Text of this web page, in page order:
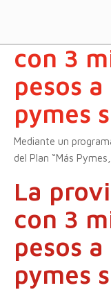
La
con 3
pesos
pymes
Mediante un
del Plan “Más
La
con 3
pesos
pymes